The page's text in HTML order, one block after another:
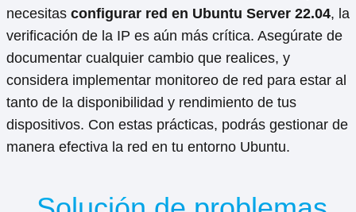
necesitas configurar red en Ubuntu Server 22.04, la
verificación de la IP es aún más crítica. Asegúrate de
documentar cualquier cambio que realices, y
considera implementar monitoreo de red para estar al
tanto de la disponibilidad y rendimiento de tus
dispositivos. Con estas prácticas, podrás gestionar de
manera efectiva la red en tu entorno Ubuntu.